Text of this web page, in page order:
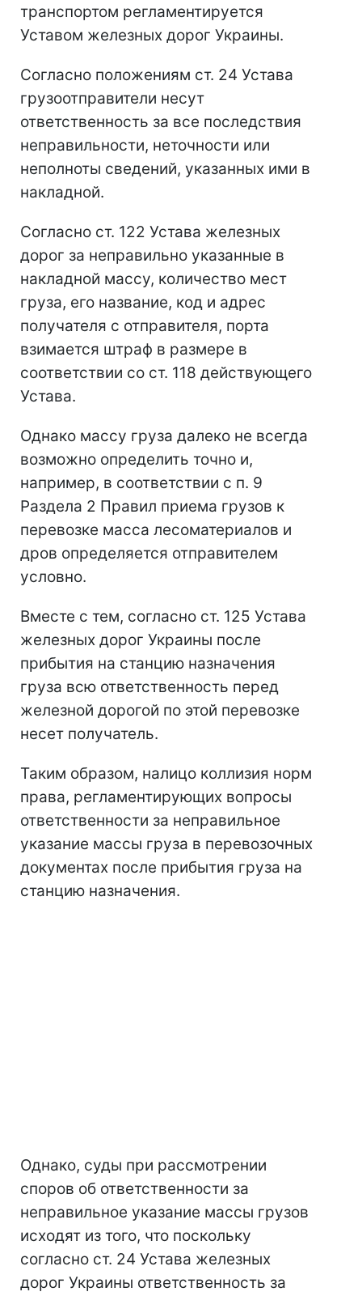
транспортом регламентируется
Уставом железных дорог Украины.
Согласно положениям ст. 24 Устава
грузоотправители несут
ответственность за все последствия
неправильности, неточности или
неполноты сведений, указанных ими в
накладной.
Согласно ст. 122 Устава железных
дорог за неправильно указанные в
накладной массу, количество мест
груза, его название, код и адрес
получателя с отправителя, порта
взимается штраф в размере в
соответствии со ст. 118 действующего
Устава.
Однако массу груза далеко не всегда
возможно определить точно и,
например, в соответствии с п. 9
Раздела 2 Правил приема грузов к
перевозке масса лесоматериалов и
дров определяется отправителем
условно.
Вместе с тем, согласно ст. 125 Устава
железных дорог Украины после
прибытия на станцию назначения
груза всю ответственность перед
железной дорогой по этой перевозке
несет получатель.
Таким образом, налицо коллизия норм
права, регламентирующих вопросы
ответственности за неправильное
указание массы груза в перевозочных
документах после прибытия груза на
станцию назначения.
Однако, суды при рассмотрении
споров об ответственности за
неправильное указание массы грузов
исходят из того, что поскольку
согласно ст. 24 Устава железных
дорог Украины ответственность за